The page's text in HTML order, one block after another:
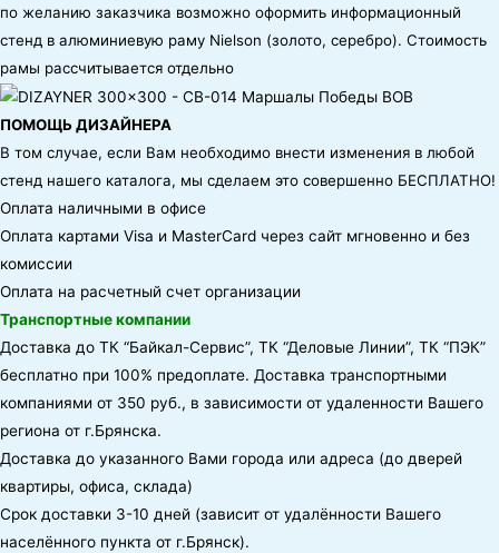
по желанию заказчика возможно оформить информационный
стенд в алюминиевую раму Nielson (золото, серебро). Стоимость
рамы рассчитывается отдельно
ПОМОЩЬ ДИЗАЙНЕРА
В том случае, если Вам необходимо внести изменения в любой
стенд нашего каталога, мы сделаем это совершенно БЕСПЛАТНО!
Оплата наличными в офисе
Оплата картами Visa и MasterCard через сайт мгновенно и без
комиссии
Оплата на расчетный счет организации
Транспортные компании
Доставка до ТК “Байкал-Сервис”, ТК “Деловые Линии”, ТК “ПЭК”
бесплатно при 100% предоплате. Доставка транспортными
компаниями от 350 руб., в зависимости от удаленности Вашего
региона от г.Брянска.
Доставка до указанного Вами города или адреса (до дверей
квартиры, офиса, склада)
Срок доставки 3-10 дней (зависит от удалённости Вашего
населённого пункта от г.Брянск).